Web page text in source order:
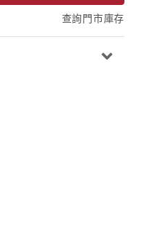
查詢門市庫存